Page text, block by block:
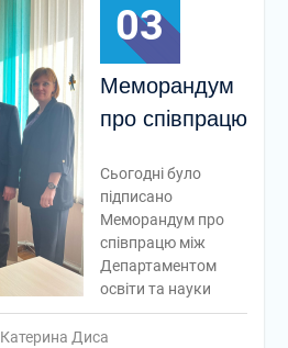
03
Меморандум
про співпрацю
Катерина Диса
Сьогодні було
підписано
Меморандум про
співпрацю між
Департаментом
освіти та науки